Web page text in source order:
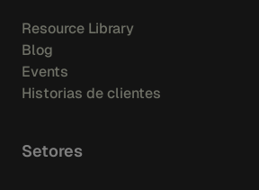
Resource Library
Blog
Events
Historias de clientes
Setores